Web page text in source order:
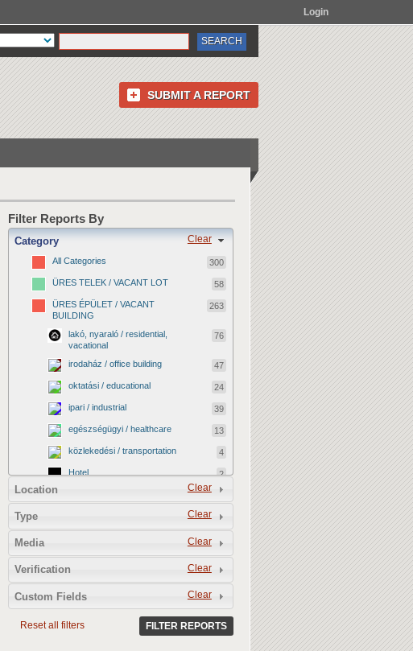
Login
SUBMIT A REPORT
Filter Reports By
Clear
Category
All Categories 300
ÜRES TELEK / VACANT LOT 58
ÜRES ÉPÜLET / VACANT
BUILDING
263
lakó, nyaraló / residential,
vacational
76
irodaház / office building 47
oktatási / educational 24
ipari / industrial 39
egészségügyi / healthcare 13
közlekedési / transportation 4
Hotel 2
2
0
kereskedelmi / commercial
egyéb / other 12
kulturális / cultural
BEFEJEZETLEN ÉPÜLET /
UNFINISHED BUILDING
13
Clear
Location
Clear
Type
Clear
Media
Clear
Verification
Clear
Custom Fields
Reset all filters FILTER REPORTS